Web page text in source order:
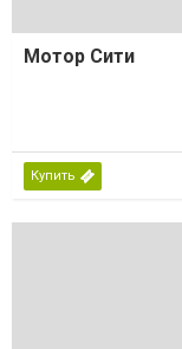
Мотор Сити
Купить